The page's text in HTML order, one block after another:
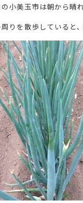
小美玉市は朝から晴
りを散歩していると